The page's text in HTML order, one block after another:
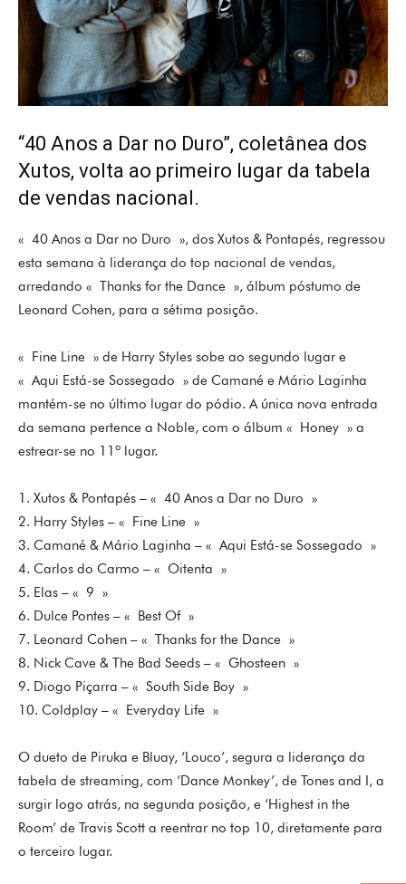
“40 Anos a Dar no Duro”, coletânea dos
Xutos, volta ao primeiro lugar da tabela
de vendas nacional.
« 40 Anos a Dar no Duro », dos Xutos & Pontapés, regressou
esta semana à liderança do top nacional de vendas,
arredando « Thanks for the Dance », álbum póstumo de
Leonard Cohen, para a sétima posição.
« Fine Line » de Harry Styles sobe ao segundo lugar e
« Aqui Está-se Sossegado » de Camané e Mário Laginha
mantém-se no último lugar do pódio. A única nova entrada
da semana pertence a Noble, com o álbum « Honey » a
estrear-se no 11º lugar.
1. Xutos & Pontapés – « 40 Anos a Dar no Duro »
2. Harry Styles – « Fine Line »
3. Camané & Mário Laginha – « Aqui Está-se Sossegado »
4. Carlos do Carmo – « Oitenta »
5. Elas – « 9 »
6. Dulce Pontes – « Best Of »
7. Leonard Cohen – « Thanks for the Dance »
8. Nick Cave & The Bad Seeds – « Ghosteen »
9. Diogo Piçarra – « South Side Boy »
10. Coldplay – « Everyday Life »
O dueto de Piruka e Bluay, ‘Louco’, segura a liderança da
tabela de streaming, com ‘Dance Monkey’, de Tones and I, a
surgir logo atrás, na segunda posição, e ‘Highest in the
Room’ de Travis Scott a reentrar no top 10, diretamente para
o terceiro lugar.